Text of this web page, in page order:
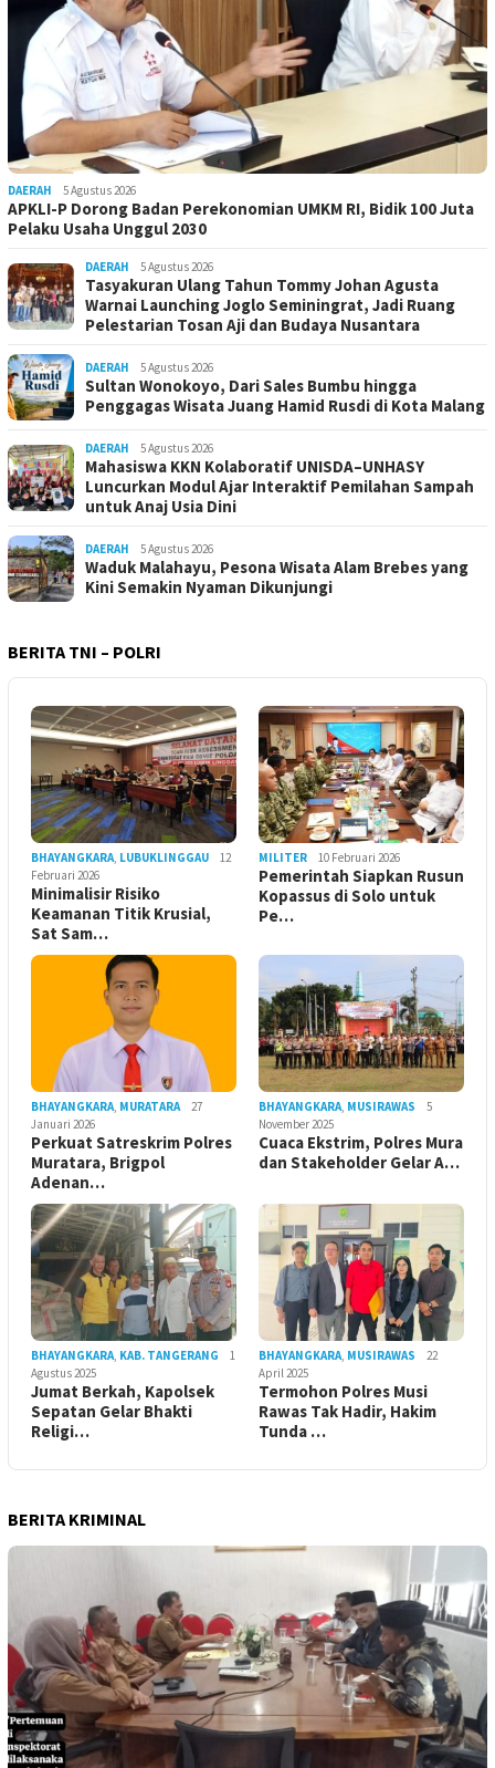
DAERAH 5 Agustus 2026
APKLI-P Dorong Badan Perekonomian UMKM RI, Bidik 100 Juta
Pelaku Usaha Unggul 2030
DAERAH 5 Agustus 2026
Tasyakuran Ulang Tahun Tommy Johan Agusta
Warnai Launching Joglo Seminingrat, Jadi Ruang
Pelestarian Tosan Aji dan Budaya Nusantara
DAERAH 5 Agustus 2026
Sultan Wonokoyo, Dari Sales Bumbu hingga
Penggagas Wisata Juang Hamid Rusdi di Kota Malang
DAERAH 5 Agustus 2026
Mahasiswa KKN Kolaboratif UNISDA–UNHASY
Luncurkan Modul Ajar Interaktif Pemilahan Sampah
untuk Anaj Usia Dini
DAERAH 5 Agustus 2026
Waduk Malahayu, Pesona Wisata Alam Brebes yang
Kini Semakin Nyaman Dikunjungi
BERITA TNI – POLRI
BHAYANGKARA, LUBUKLINGGAU
12
Februari 2026
Minimalisir Risiko
Keamanan Titik Krusial,
Sat Sam…
MILITER 10 Februari 2026
Pemerintah Siapkan Rusun
Kopassus di Solo untuk
Pe…
BHAYANGKARA, MURATARA
27
Januari 2026
Perkuat Satreskrim Polres
Muratara, Brigpol
Adenan…
BHAYANGKARA, MUSIRAWAS
5
November 2025
Cuaca Ekstrim, Polres Mura
dan Stakeholder Gelar A…
BHAYANGKARA, KAB. TANGERANG
1
Agustus 2025
Jumat Berkah, Kapolsek
Sepatan Gelar Bhakti
Religi…
BHAYANGKARA, MUSIRAWAS
22
April 2025
Termohon Polres Musi
Rawas Tak Hadir, Hakim
Tunda …
BERITA KRIMINAL